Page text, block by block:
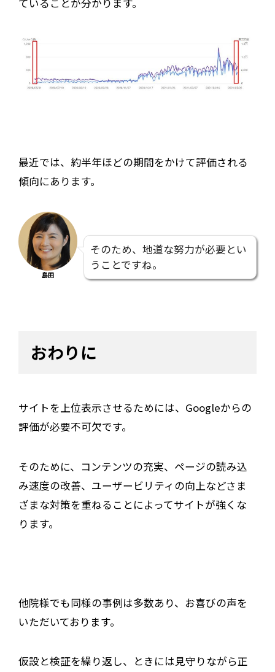
最近では、約半年ほどの期間をかけて評価される
傾向にあります。
島田
そのため、地道な努力が必要とい
うことですね。
おわりに
サイトを上位表示させるためには、Googleからの
評価が必要不可欠です。
そのために、コンテンツの充実、ページの読み込
み速度の改善、ユーザービリティの向上などさま
ざまな対策を重ねることによってサイトが強くな
ります。
他院様でも同様の事例は多数あり、お喜びの声を
いただいております。
仮設と検証を繰り返し、ときには見守りながら正